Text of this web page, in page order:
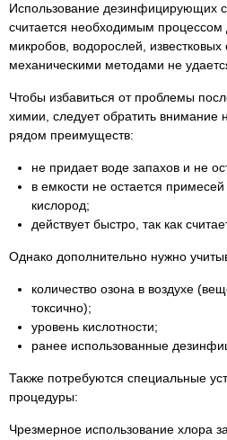
Использование дезинфицирующих
считается необходимым процессом
микробов, водорослей, известковых
механическими методами не
Чтобы избавиться от проблемы
химии, следует обратить внимание
рядом преимуществ:
не придает воде запахов и не
в емкости не остается
кислород;
действует быстро, так как
Однако дополнительно нужно
количество озона в воздухе
токсично);
уровень кислотности;
ранее использованные
Также потребуются специальные
процедуры:
Чрезмерное использование хлора